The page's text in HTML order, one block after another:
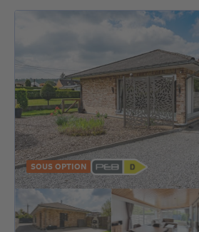
SOUS OPTION